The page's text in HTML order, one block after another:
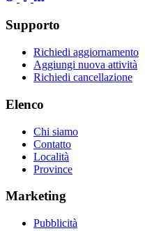
Supporto
Richiedi aggiornamento
Aggiungi nuova attività
Richiedi cancellazione
Elenco
Chi siamo
Contatto
Località
Province
Marketing
Pubblicità